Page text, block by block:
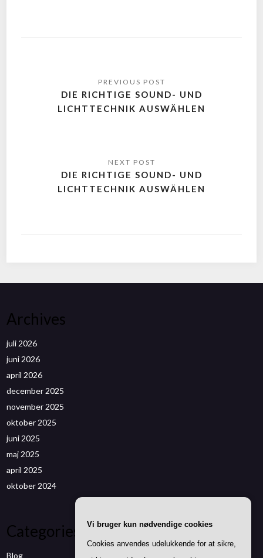
DIE RICHTIGE SOUND- UND
LICHTTECHNIK AUSWÄHLEN
DIE RICHTIGE SOUND- UND
LICHTTECHNIK AUSWÄHLEN
Archives
juli 2026
juni 2026
april 2026
december 2025
november 2025
oktober 2025
juni 2025
maj 2025
april 2025
oktober 2024
Categories
Blog
Vi bruger kun nødvendige cookies
Cookies anvendes udelukkende for at sikre,